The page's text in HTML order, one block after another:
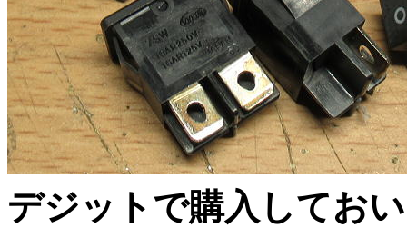
デジットで購入してお